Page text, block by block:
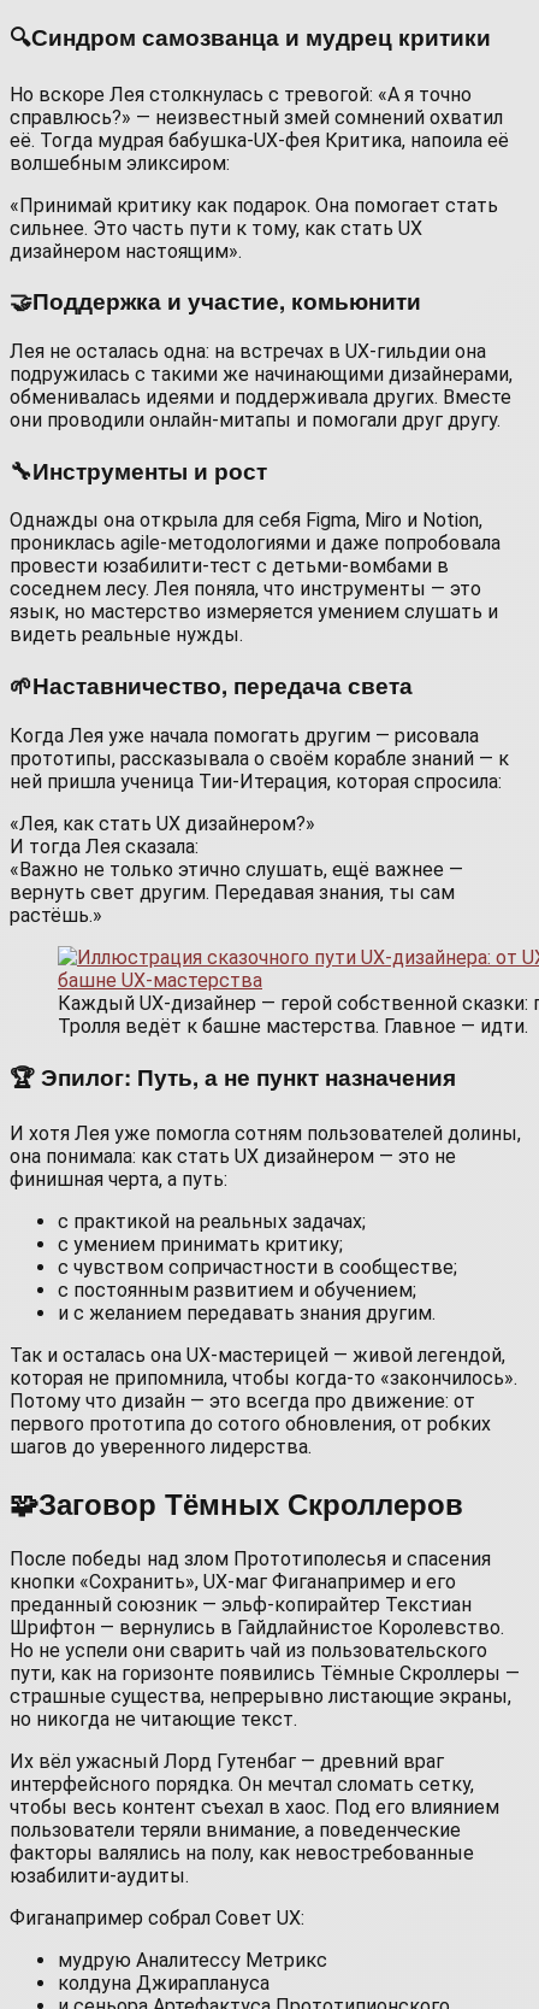
🔍Синдром самозванца и мудрец критики
Но вскоре Лея столкнулась с тревогой: «А я точно
справлюсь?» — неизвестный змей сомнений охватил
её. Тогда мудрая бабушка‑UX‑фея Критика, напоила её
волшебным эликсиром:
«Принимай критику как подарок. Она помогает стать
сильнее. Это часть пути к тому, как стать UX
дизайнером настоящим».
🤝Поддержка и участие, комьюнити
Лея не осталась одна: на встречах в UX‑гильдии она
подружилась с такими же начинающими дизайнерами,
обменивалась идеями и поддерживала других. Вместе
они проводили онлайн‑митапы и помогали друг другу.
🔧Инструменты и рост
Однажды она открыла для себя Figma, Miro и Notion,
прониклась agile‑методологиями и даже попробовала
провести юзабилити‑тест с детьми‑вомбами в
соседнем лесу. Лея поняла, что инструменты — это
язык, но мастерство измеряется умением слушать и
видеть реальные нужды.
🌱Наставничество, передача света
Когда Лея уже начала помогать другим — рисовала
прототипы, рассказывала о своём корабле знаний — к
ней пришла ученица Тии‑Итерация, которая спросила:
«Лея, как стать UX дизайнером?»
И тогда Лея сказала:
«Важно не только этично слушать, ещё важнее —
вернуть свет другим. Передавая знания, ты сам
растёшь.»
Каждый UX-дизайнер — герой собственной сказки:
Тролля ведёт к башне мастерства. Главное — идти.
🏆 Эпилог: Путь, а не пункт назначения
И хотя Лея уже помогла сотням пользователей долины,
она понимала: как стать UX дизайнером — это не
финишная черта, а путь:
с практикой на реальных задачах;
с умением принимать критику;
с чувством сопричастности в сообществе;
с постоянным развитием и обучением;
и с желанием передавать знания другим.
Так и осталась она UX‑мастерицей — живой легендой,
которая не припомнила, чтобы когда-то «закончилось».
Потому что дизайн — это всегда про движение: от
первого прототипа до сотого обновления, от робких
шагов до уверенного лидерства.
🧩Заговор Тёмных Скроллеров
После победы над злом Прототиполесья и спасения
кнопки «Сохранить», UX‑маг Фиганапример и его
преданный союзник — эльф‑копирайтер Текстиан
Шрифтон — вернулись в Гайдлайнистое Королевство.
Но не успели они сварить чай из пользовательского
пути, как на горизонте появились Тёмные Скроллеры —
страшные существа, непрерывно листающие экраны,
но никогда не читающие текст.
Их вёл ужасный Лорд Гутенбаг — древний враг
интерфейсного порядка. Он мечтал сломать сетку,
чтобы весь контент съехал в хаос. Под его влиянием
пользователи теряли внимание, а поведенческие
факторы валялись на полу, как невостребованные
юзабилити-аудиты.
Фиганапример собрал Совет UX:
мудрую Аналитессу Метрикс
колдуна Джираплануса